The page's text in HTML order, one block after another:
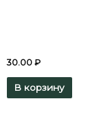
30.00 ₽
В корзину